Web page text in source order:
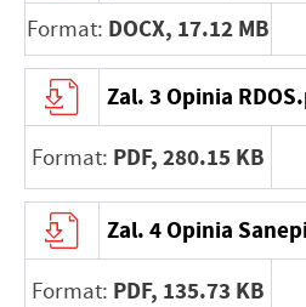
Format: DOCX, 17.12 MB
Zal. 3 Opinia
Format: PDF, 280.15 KB
Zal. 4 Opinia
Format: PDF, 135.73 KB